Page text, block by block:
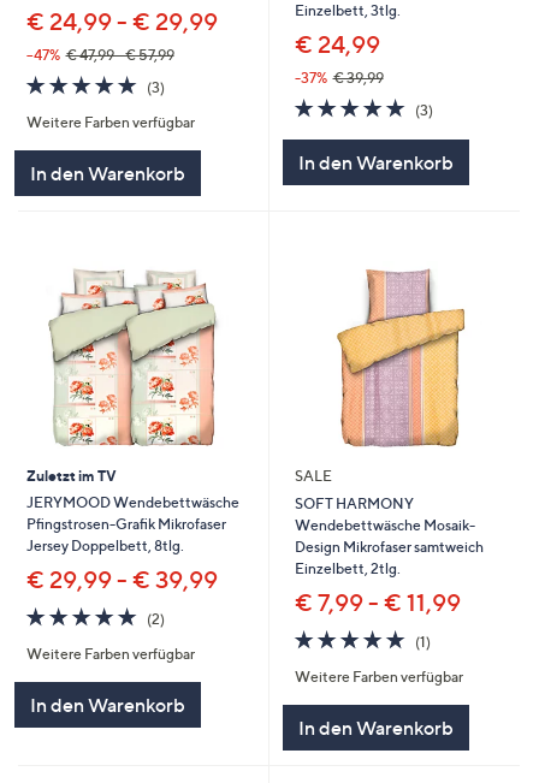
€ 24,99 - € 29,99
--47% € 47,99 - € 57,99
5.0
von
5
(3)3
Weitere Farben verfügbar
In den Warenkorb
Einzelbett, 3tlg.
€ 24,99
-37% € 39,99
5.0
von
(3)3
In den Warenkorb
Zuletzt im TV
JERYMOOD Wendebettwäsche
Pfingstrosen-Grafik Mikrofaser
Jersey Doppelbett, 8tlg.
€ 29,99 - € 39,99
5.0
von
5
(2)
Weitere Farben verfügbar
In den Warenkorb
SALE
SOFT HARMONY
Wendebettwäsche Mosaik-
Design Mikrofaser samtweich
Einzelbett, 2tlg.
€ 7,99 - € 11,99
5.0
von
5
(1)1
Weitere Farben verfügbar
In den Warenkorb